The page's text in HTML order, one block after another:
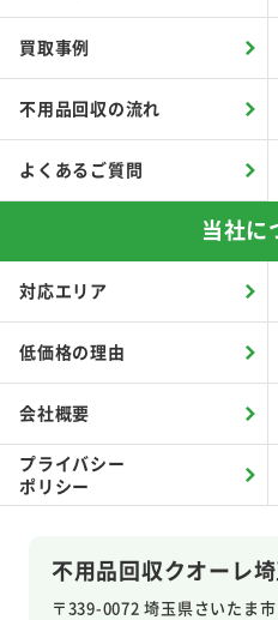
不用品回収クオーレ
〒339-0072 埼玉県さいたま市
買取事例
不用品回収の流れ
よくあるご質問
当社に
対応エリア
低価格の理由
会社概要
プライバシー
ポリシー